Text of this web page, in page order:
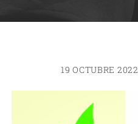
19 OCTUBRE 2022